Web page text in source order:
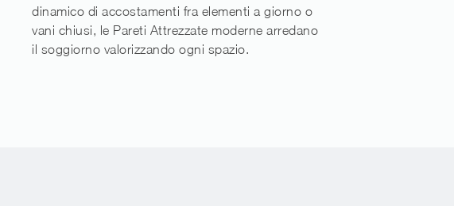
dinamico di accostamenti fra elementi a giorno o
vani chiusi, le Pareti Attrezzate moderne arredano
il soggiorno valorizzando ogni spazio.